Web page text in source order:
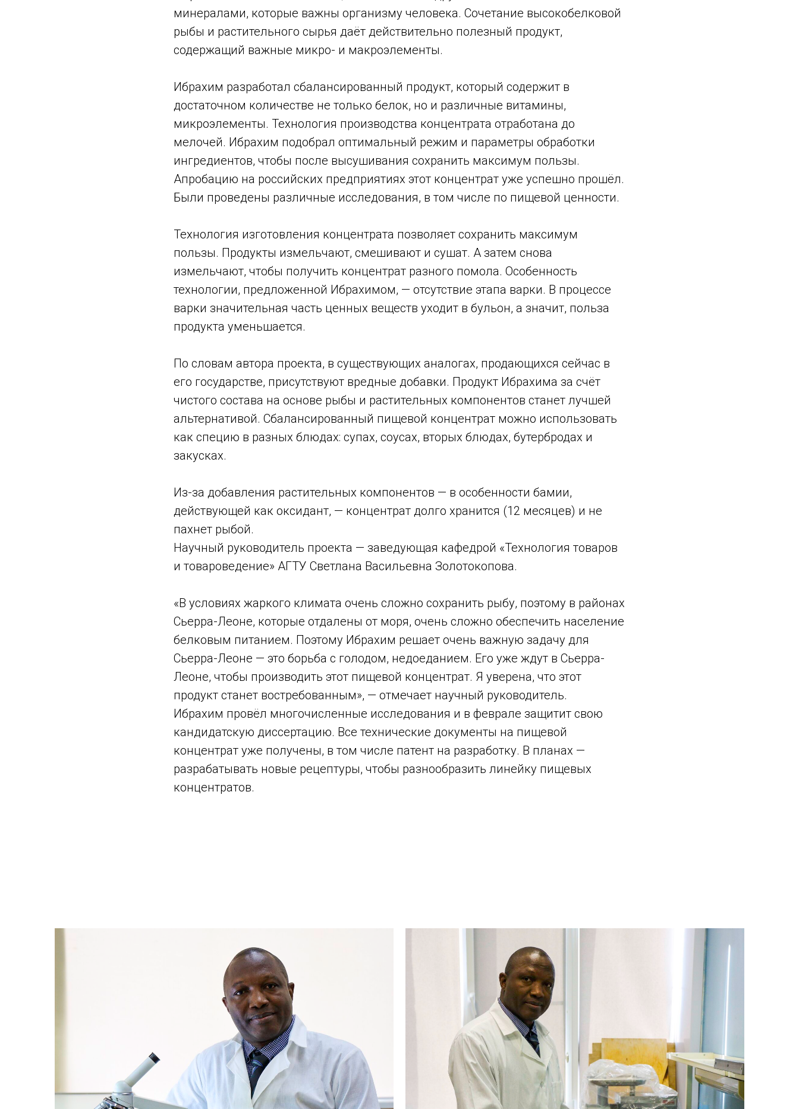
минералами, которые важны организму человека. Сочетание высокобелковой
рыбы и растительного сырья даёт действительно полезный продукт,
содержащий важные микро- и макроэлементы.
Ибрахим разработал сбалансированный продукт, который содержит в
достаточном количестве не только белок, но и различные витамины,
микроэлементы. Технология производства концентрата отработана до
мелочей. Ибрахим подобрал оптимальный режим и параметры обработки
ингредиентов, чтобы после высушивания сохранить максимум пользы.
Апробацию на российских предприятиях этот концентрат уже успешно прошёл.
Были проведены различные исследования, в том числе по пищевой ценности.
Технология изготовления концентрата позволяет сохранить максимум
пользы. Продукты измельчают, смешивают и сушат. А затем снова
измельчают, чтобы получить концентрат разного помола. Особенность
технологии, предложенной Ибрахимом, — отсутствие этапа варки. В процессе
варки значительная часть ценных веществ уходит в бульон, а значит, польза
продукта уменьшается.
По словам автора проекта, в существующих аналогах, продающихся сейчас в
его государстве, присутствуют вредные добавки. Продукт Ибрахима за счёт
чистого состава на основе рыбы и растительных компонентов станет лучшей
альтернативой. Сбалансированный пищевой концентрат можно использовать
как специю в разных блюдах: супах, соусах, вторых блюдах, бутербродах и
закусках.
Из-за добавления растительных компонентов — в особенности бамии,
действующей как оксидант, — концентрат долго хранится (12 месяцев) и не
пахнет рыбой.
Научный руководитель проекта — заведующая кафедрой «Технология товаров
и товароведение» АГТУ Светлана Васильевна Золотокопова.
«В условиях жаркого климата очень сложно сохранить рыбу, поэтому в районах
Сьерра-Леоне, которые отдалены от моря, очень сложно обеспечить население
белковым питанием. Поэтому Ибрахим решает очень важную задачу для
Сьерра-Леоне — это борьба с голодом, недоеданием. Его уже ждут в Сьерра-
Леоне, чтобы производить этот пищевой концентрат. Я уверена, что этот
продукт станет востребованным», — отмечает научный руководитель.
Ибрахим провёл многочисленные исследования и в феврале защитит свою
кандидатскую диссертацию. Все технические документы на пищевой
концентрат уже получены, в том числе патент на разработку. В планах —
разрабатывать новые рецептуры, чтобы разнообразить линейку пищевых
концентратов.